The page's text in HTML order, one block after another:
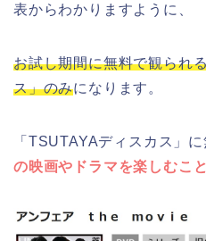
表からわかりますように、
お試し期間に無料で観られ
ス」のみになります。
「TSUTAYAディスカス」
の映画やドラマを楽しむこ